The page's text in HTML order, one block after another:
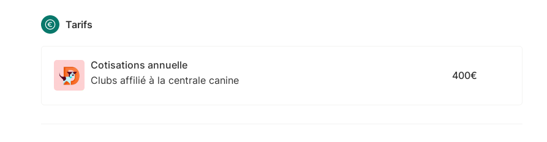
Tarifs
Cotisations annuelle
Clubs affilié à la centrale canine
400€